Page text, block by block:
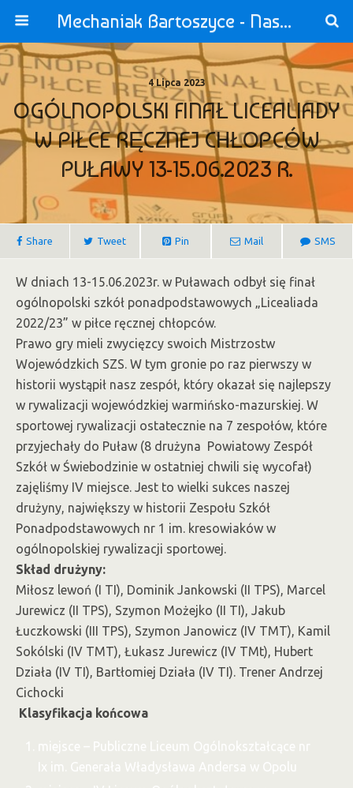
Mechaniak Bartoszyce - Nasza Szkoła jest OK!
4 Lipca 2023
OGÓLNOPOLSKI FINAŁ LICEALIADY
W PIŁCE RĘCZNEJ CHŁOPCÓW
PUŁAWY 13-15.06.2023 R.
Share Tweet Pin Mail SMS
W dniach 13-15.06.2023r. w Puławach odbył się finał
ogólnopolski szkół ponadpodstawowych „Licealiada
2022/23” w piłce ręcznej chłopców.
Prawo gry mieli zwycięzcy swoich Mistrzostw
Wojewódzkich SZS. W tym gronie po raz pierwszy w
historii wystąpił nasz zespół, który okazał się najlepszy
w rywalizacji wojewódzkiej warmińsko-mazurskiej. W
sportowej rywalizacji ostatecznie na 7 zespołów, które
przyjechały do Puław (8 drużyna Powiatowy Zespół
Szkół w Świebodzinie w ostatniej chwili się wycofał)
zajęliśmy IV miejsce. Jest to wielki sukces naszej
drużyny, największy w historii Zespołu Szkół
Ponadpodstawowych nr 1 im. kresowiaków w
ogólnopolskiej rywalizacji sportowej.
Skład drużyny:
Miłosz lewoń (I TI), Dominik Jankowski (II TPS), Marcel
Jurewicz (II TPS), Szymon Możejko (II TI), Jakub
Łuczkowski (III TPS), Szymon Janowicz (IV TMT), Kamil
Sokólski (IV TMT), Łukasz Jurewicz (IV TMt), Hubert
Działa (IV TI), Bartłomiej Działa (IV TI). Trener Andrzej
Cichocki
Klasyfikacja końcowa
miejsce – Publiczne Liceum Ogólnokształcące nr
Ix im. Generała Władysława Andersa w Opolu